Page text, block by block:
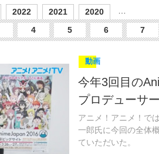
2022 2021 2020
4 5 6 7
動画
今年3回目の
プロデューサ
アニメ！アニメ！で
一郎氏に今回の全体
ていただいた。